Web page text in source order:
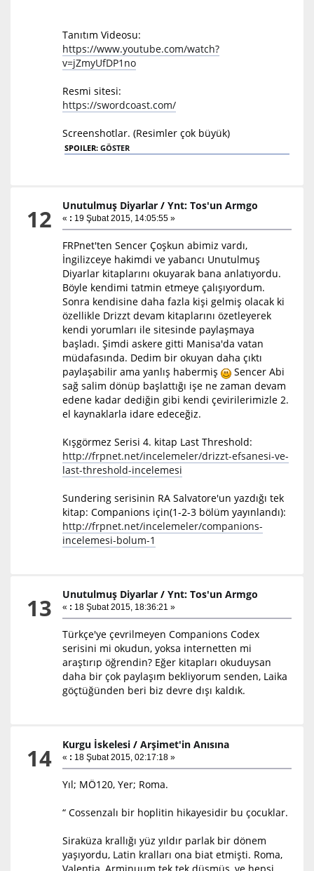
Tanıtım Videosu:
https://www.youtube.com/watch?
v=jZmyUfDP1no
Resmi sitesi:
https://swordcoast.com/
Screenshotlar. (Resimler çok büyük)
SPOILER:GÖSTER
12 Unutulmuş Diyarlar /Ynt: Tos'un Armgo
« : 19 Şubat 2015, 14:05:55 »
FRPnet'ten Sencer Çoşkun abimiz vardı,
İngilizceye hakimdi ve yabancı Unutulmuş
Diyarlar kitaplarını okuyarak bana anlatıyordu.
Böyle kendimi tatmin etmeye çalışıyordum.
Sonra kendisine daha fazla kişi gelmiş olacak ki
özellikle Drizzt devam kitaplarını özetleyerek
kendi yorumları ile sitesinde paylaşmaya
başladı. Şimdi askere gitti Manisa'da vatan
müdafasında. Dedim bir okuyan daha çıktı
paylaşabilir ama yanlış habermiş
Sencer Abi
sağ salim dönüp başlattığı işe ne zaman devam
edene kadar dediğin gibi kendi çevirilerimizle 2.
el kaynaklarla idare edeceğiz.
Kışgörmez Serisi 4. kitap Last Threshold:
http://frpnet.net/incelemeler/drizzt-efsanesi-ve-
last-threshold-incelemesi
Sundering serisinin RA Salvatore'un yazdığı tek
kitap: Companions için(1-2-3 bölüm yayınlandı):
http://frpnet.net/incelemeler/companions-
incelemesi-bolum-1
13 Unutulmuş Diyarlar /Ynt: Tos'un Armgo
« : 18 Şubat 2015, 18:36:21 »
Türkçe'ye çevrilmeyen Companions Codex
serisini mi okudun, yoksa internetten mi
araştırıp öğrendin? Eğer kitapları okuduysan
daha bir çok paylaşım bekliyorum senden, Laika
göçtüğünden beri biz devre dışı kaldık.
14 Kurgu İskelesi /Arşimet'in Anısına
« : 18 Şubat 2015, 02:17:18 »
Yıl; MÖ120, Yer; Roma.
“ Cossenzalı bir hoplitin hikayesidir bu çocuklar.
Siraküza krallığı yüz yıldır parlak bir dönem
yaşıyordu, Latin kralları ona biat etmişti. Roma,